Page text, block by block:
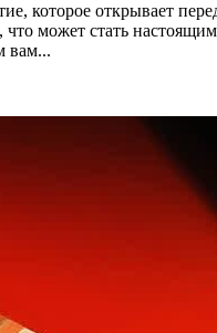
которое открывает
что может стать
вам...